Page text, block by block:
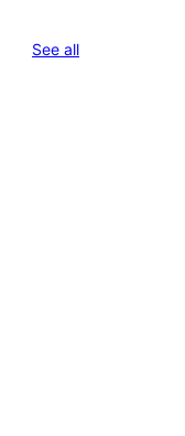
See allreviews